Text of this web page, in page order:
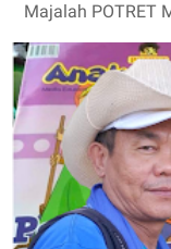
Majalah POTRET